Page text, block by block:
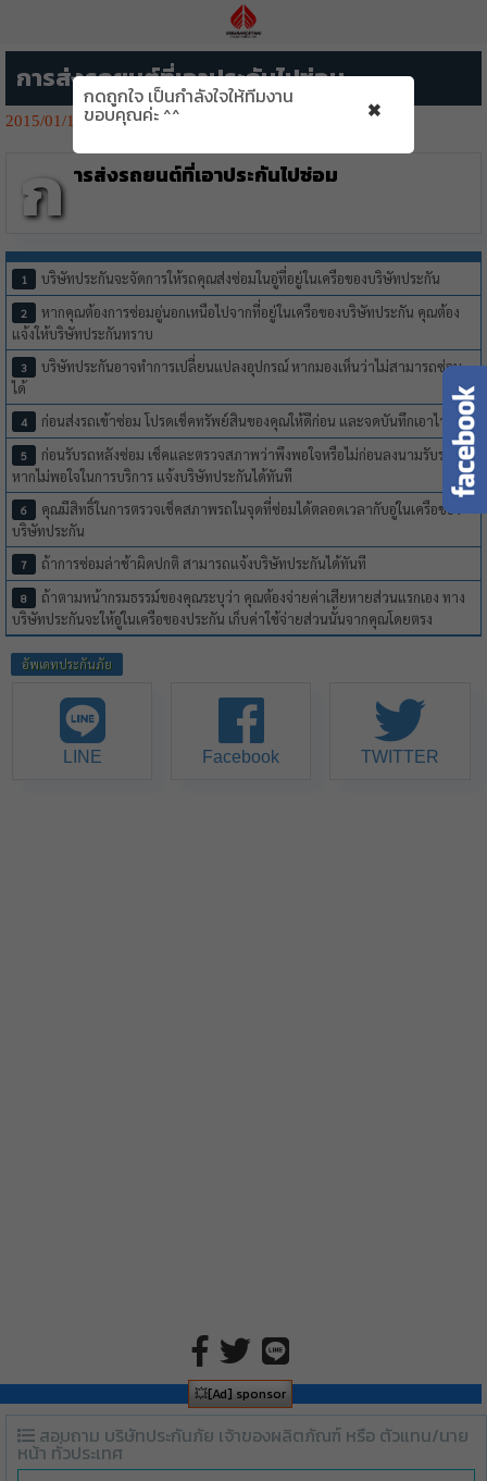
การส่งรถยนต์ที่เอาประกันไปซ่อม
2015/01/191569👁️‍🗨️
ก ารส่งรถยนต์ที่เอาประกันไปซ่อม
บริษัทประกันจะจัดการให้รถคุณส่งซ่อมในอู่ที่อยู่ในเครือของบริษัทประกัน
หากคุณต้องการซ่อมอู่นอกเหนือไปจากที่อยู่ในเครือของบริษัทประกัน คุณต้อง
แจ้งให้บริษัทประกันทราบ
บริษัทประกันอาจทำการเปลี่ยนแปลงอุปกรณ์ หากมองเห็นว่าไม่สามารถซ่อม
ได้
ก่อนส่งรถเข้าซ่อม โปรดเช็คทรัพย์สินของคุณให้ดีก่อน และจดบันทึกเอาไว้
ก่อนรับรถหลังซ่อม เช็คและตรวจสภาพว่าพึงพอใจหรือไม่ก่อนลงนามรับรถ
หากไม่พอใจในการบริการ แจ้งบริษัทประกันได้ทันที
คุณมีสิทธิ์ในการตรวจเช็คสภาพรถในจุดที่ซ่อมได้ตลอดเวลากับอู่ในเครือของ
บริษัทประกัน
ถ้าการซ่อมล่าช้าผิดปกติ สามารถแจ้งบริษัทประกันได้ทันที
ถ้าตามหน้ากรมธรรม์ของคุณระบุว่า คุณต้องจ่ายค่าเสียหายส่วนแรกเอง ทาง
บริษัทประกันจะให้อู่ในเครือของประกัน เก็บค่าใช้จ่ายส่วนนั้นจากคุณโดยตรง
อัพเดทประกันภัย
LINE Facebook TWITTER
💥[Ad] sponsor
สอบถาม บริษัทประกันภัย เจ้าของผลิตภัณฑ์ หรือ ตัวแทน/นาย
หน้า ทั่วประเทศ
กดถูกใจ เป็นกำลังใจให้ทีมงาน
ขอบคุณค่ะ ^^ ×